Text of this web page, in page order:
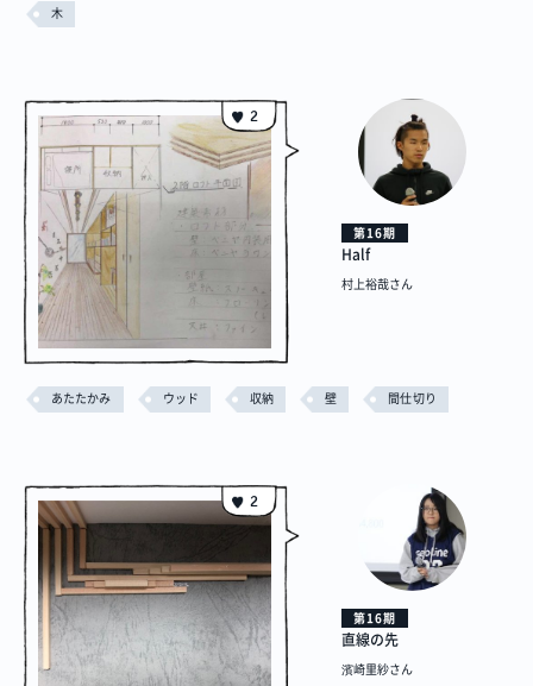
木
2
第16期
Half
村上裕哉さん
あたたかみ ウッド 収納 壁 間仕切り
2
第16期
直線の先
濱崎里紗さん